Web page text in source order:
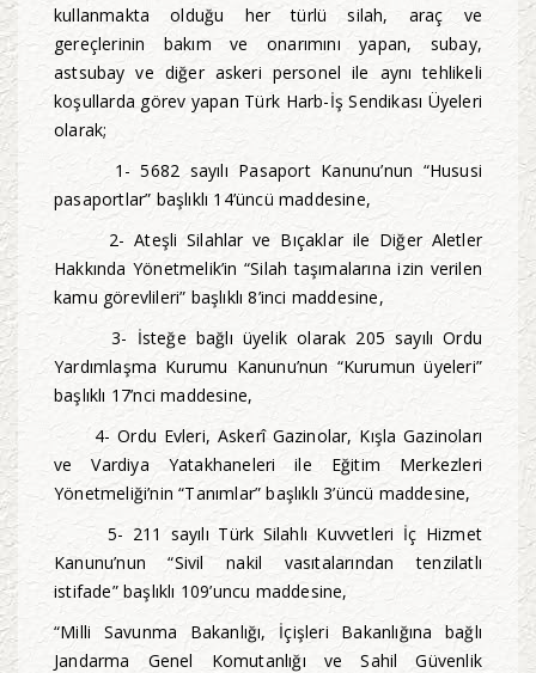
kullanmakta olduğu her türlü silah, araç ve
gereçlerinin bakım ve onarımını yapan, subay,
astsubay ve diğer askeri personel ile aynı tehlikeli
koşullarda görev yapan Türk Harb-İş Sendikası Üyeleri
olarak;
1- 5682 sayılı Pasaport Kanunu’nun “Hususi
pasaportlar” başlıklı 14’üncü maddesine,
2- Ateşli Silahlar ve Bıçaklar ile Diğer Aletler
Hakkında Yönetmelik’in “Silah taşımalarına izin verilen
kamu görevlileri” başlıklı 8’inci maddesine,
3- İsteğe bağlı üyelik olarak 205 sayılı Ordu
Yardımlaşma Kurumu Kanunu’nun “Kurumun üyeleri”
başlıklı 17’nci maddesine,
4- Ordu Evleri, Askerî Gazinolar, Kışla Gazinoları
ve Vardiya Yatakhaneleri ile Eğitim Merkezleri
Yönetmeliği’nin “Tanımlar” başlıklı 3’üncü maddesine,
5- 211 sayılı Türk Silahlı Kuvvetleri İç Hizmet
Kanunu’nun “Sivil nakil vasıtalarından tenzilatlı
istifade” başlıklı 109’uncu maddesine,
“Milli Savunma Bakanlığı, İçişleri Bakanlığına bağlı
Jandarma Genel Komutanlığı ve Sahil Güvenlik